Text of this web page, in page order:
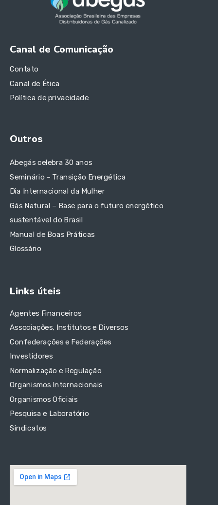
Canal de Comunicação
Contato
Canal de Ética
Política de privacidade
Outros
Abegás celebra 30 anos
Seminário – Transição Energética
Dia Internacional da Mulher
Gás Natural – Base para o futuro energético
sustentável do Brasil
Manual de Boas Práticas
Glossário
Links úteis
Agentes Financeiros
Associações, Institutos e Diversos
Confederações e Federações
Investidores
Normalização e Regulação
Organismos Internacionais
Organismos Oficiais
Pesquisa e Laboratório
Sindicatos